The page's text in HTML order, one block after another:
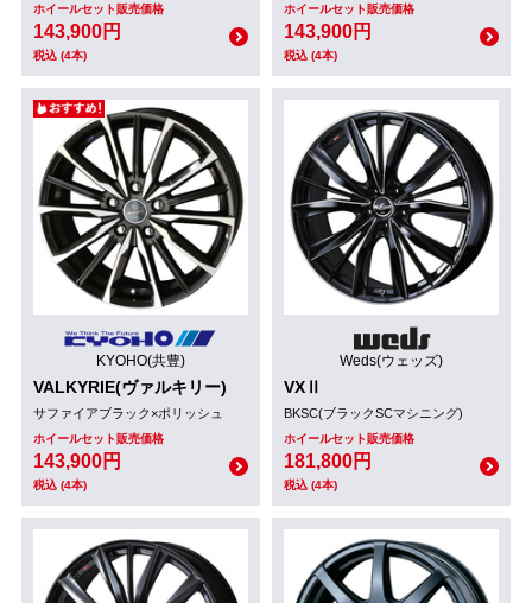
ホイールセット販売価格
143,900円
税込 (4本)
ホイールセット販売価格
143,900円
税込 (4本)
KYOHO(共豊)
VALKYRIE(ヴァルキリー)
サファイアブラック×ポリッシュ
ホイールセット販売価格
143,900円
税込 (4本)
Weds(ウェッズ)
VXⅡ
BKSC(ブラックSCマシニング)
ホイールセット販売価格
181,800円
税込 (4本)